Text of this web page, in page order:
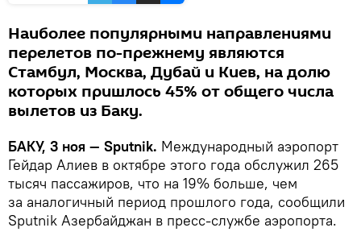
Наиболее популярными направлениями
перелетов по-прежнему являются
Стамбул, Москва, Дубай и Киев, на долю
которых пришлось 45% от общего числа
вылетов из Баку.
БАКУ, 3 ноя — Sputnik. Международный аэропорт
Гейдар Алиев в октябре этого года обслужил 265
тысяч пассажиров, что на 19% больше, чем
за аналогичный период прошлого года, сообщили
Sputnik Азербайджан в пресс-службе аэропорта.